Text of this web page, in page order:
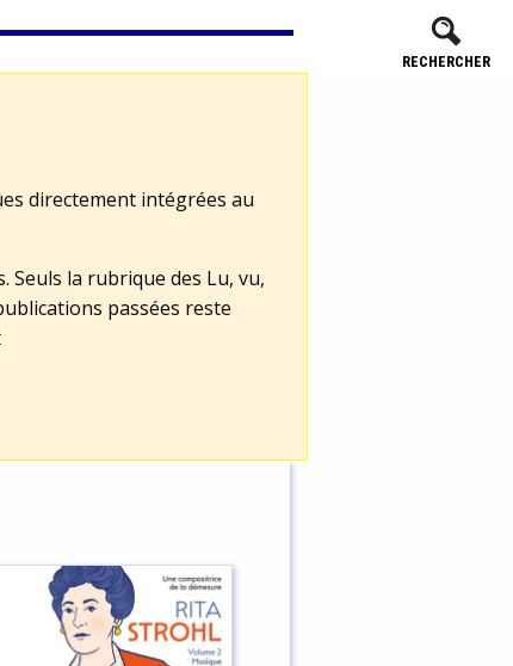
RECHERCHER
directement intégrées au
Seuls la rubrique des Lu, vu,
passées reste